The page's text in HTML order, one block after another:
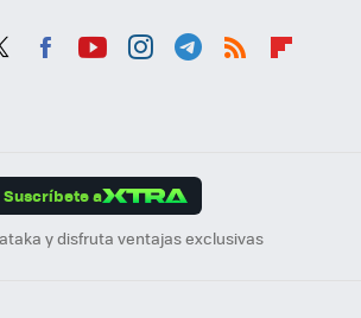
Suscríbete a
y disfruta ventajas exclusivas